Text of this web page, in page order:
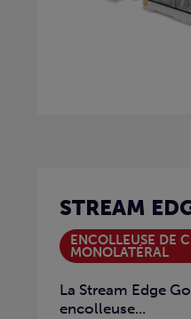
STREAM
ENCOLLEUSE DE
MONOLATÉRAL
La Stream Edge
encolleuse...